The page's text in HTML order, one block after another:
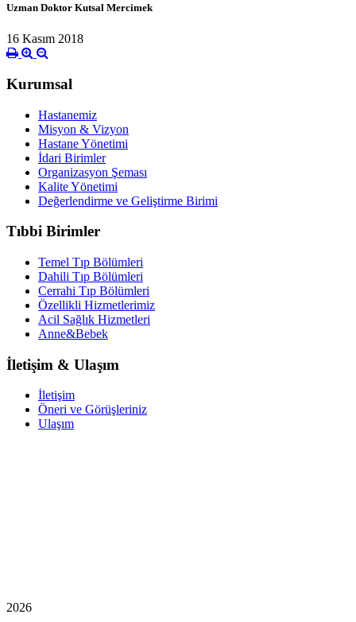
Uzman Doktor Kutsal Mercimek
16 Kasım 2018
Kurumsal
Hastanemiz
Misyon & Vizyon
Hastane Yönetimi
İdari Birimler
Organizasyon Şeması
Kalite Yönetimi
Değerlendirme ve Geliştirme Birimi
Tıbbi Birimler
Temel Tıp Bölümleri
Dahili Tıp Bölümleri
Cerrahi Tıp Bölümleri
Özellikli Hizmetlerimiz
Acil Sağlık Hizmetleri
Anne&Bebek
İletişim & Ulaşım
İletişim
Öneri ve Görüşleriniz
Ulaşım
2026